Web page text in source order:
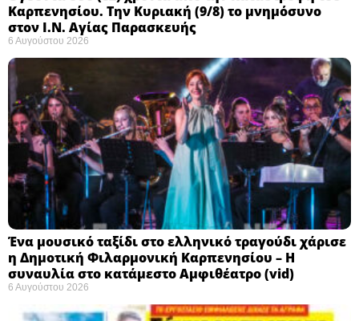
Καρπενησίου. Την Κυριακή (9/8) το μνημόσυνο
στον Ι.Ν. Αγίας Παρασκευής
6 Αυγούστου 2026
Ένα μουσικό ταξίδι στο ελληνικό τραγούδι χάρισε
η Δημοτική Φιλαρμονική Καρπενησίου – Η
συναυλία στο κατάμεστο Αμφιθέατρο (vid)
6 Αυγούστου 2026